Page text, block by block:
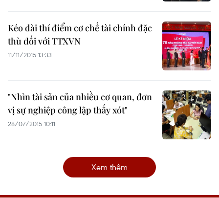
Kéo dài thí điểm cơ chế tài chính đặc
thù đối với TTXVN
11/11/2015 13:33
"Nhìn tài sản của nhiều cơ quan, đơn
vị sự nghiệp công lập thấy xót"
28/07/2015 10:11
Xem thêm